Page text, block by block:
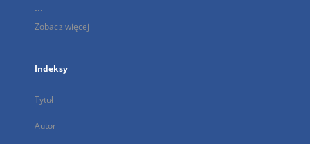
...
Zobacz więcej
Indeksy
Tytuł
Autor